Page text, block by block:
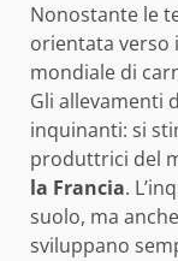
Nonostante le
orientata verso
mondiale di
Gli allevamenti
inquinanti: si
produttrici del
la Francia.
suolo, ma
sviluppano